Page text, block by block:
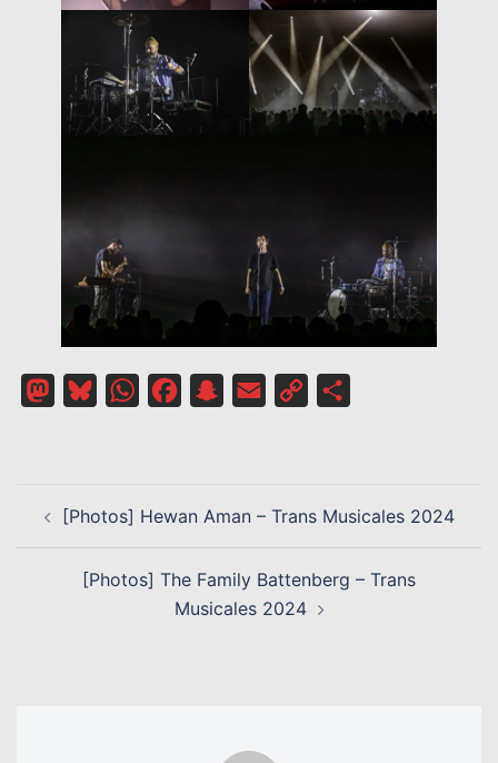
MastodonBlueskyWhatsAppFacebookSnapchat
Email
Copy
D’ARTICLE
[Photos] Hewan Aman – Trans Musicales 2024
[Photos] The Family Battenberg – Trans
Musicales 2024